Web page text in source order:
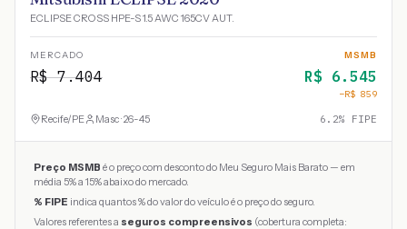
ECLIPSE CROSS HPE-S 1.5 AWC 165CV AUT.
MERCADO
R$7.404
MSMB
R$ 6.545
−R$ 859
Recife/PE Masc · 26-45 6.2% FIPE
Preço MSMB é o preço com desconto do Meu Seguro Mais Barato — em
média 5% a 15% abaixo do mercado.
% FIPE indica quantos % do valor do veículo é o preço do seguro.
Valores referentes a seguros compreensivos (cobertura completa: